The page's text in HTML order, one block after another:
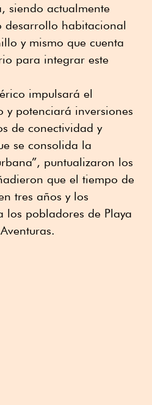
siendo actualmente
desarrollo habitacional
y mismo que cuenta
para integrar este
impulsará el
y potenciará inversiones
de conectividad y
se consolida la
puntualizaron los
que el tiempo de
tres años y los
los pobladores de Playa